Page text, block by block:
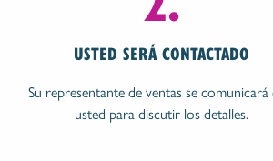
USTED SERÁ CONTACTADO
Su representante de ventas se
usted para discutir los detalles.